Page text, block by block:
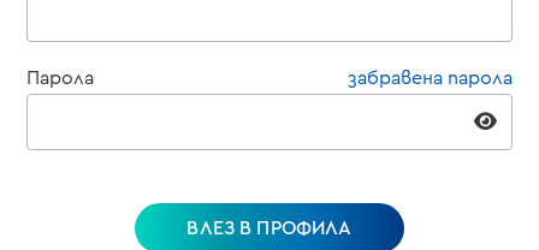
Парола забравена парола
ВЛЕЗ В ПРОФИЛА